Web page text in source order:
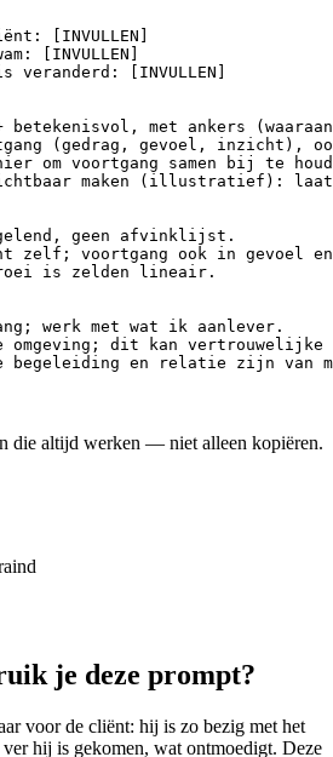
[INVULLEN]
[INVULLEN]
[INVULLEN]
betekenisvol, met ankers
(gedrag, gevoel, inzicht),
om voortgang samen bij te
maken (illustratief):
geen afvinklijst.
zelf; voortgang ook in gevoel
is zelden lineair.
werk met wat ik aanlever.
omgeving; dit kan
begeleiding en relatie zijn van
die altijd werken — niet alleen kopiëren.
je deze prompt?
voor de cliënt: hij is zo bezig met het
hij is gekomen, wat ontmoedigt. Deze